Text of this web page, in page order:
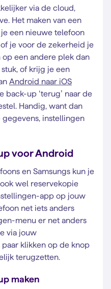
via de cloud,
Het maken van een
een nieuwe telefoon
je voor de zekerheid je
een andere plek dan
of krijg je een
Android naar iOS
back-up ‘terug’ naar de
Handig, want dan
gegevens, instellingen
voor Android
en Samsungs kun je
wel reservekopie
app op jouw
net iets anders
menu er net anders
via jouw
klikken op de knop
terugzetten.
maken